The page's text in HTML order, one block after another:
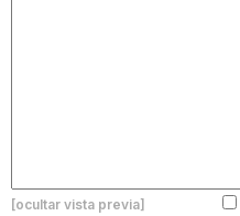
[ocultar vista previa]